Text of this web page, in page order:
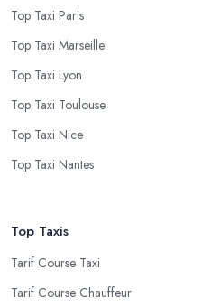
Top Taxi Paris
Top Taxi Marseille
Top Taxi Lyon
Top Taxi Toulouse
Top Taxi Nice
Top Taxi Nantes
Top Taxis
Tarif Course Taxi
Tarif Course Chauffeur